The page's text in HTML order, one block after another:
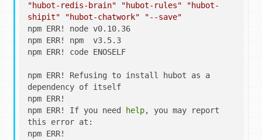
"hubot-redis-brain"
"hubot-rules"
"hubot-
shipit"
"hubot-chatwork"
"--save"
npm ERR! node v0.10.36
npm ERR! npm  v3.5.3
npm ERR! code ENOSELF
npm ERR! Refusing to install hubot as a
dependency of itself
npm ERR!
npm ERR! If you need
help, you may report
this error at:
npm ERR!